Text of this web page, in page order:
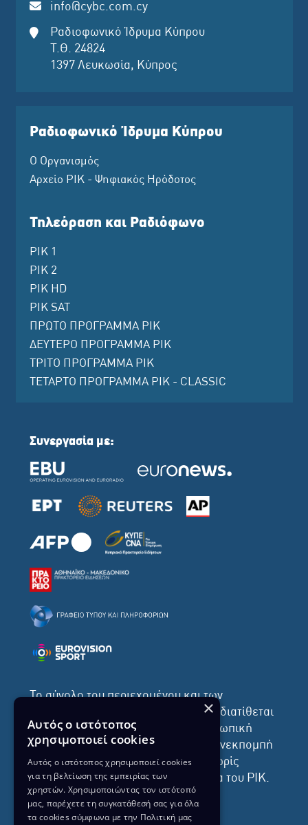
info@cybc.com.cy
Ραδιοφωνικό Ίδρυμα Κύπρου
Τ.Θ. 24824
1397 Λευκωσία, Κύπρος
Ραδιοφωνικό Ίδρυμα Κύπρου
Ο Οργανισμός
Αρχείο ΡΙΚ - Ψηφιακός Ηρόδοτος
Τηλεόραση και Ραδιόφωνο
ΡΙΚ 1
ΡΙΚ 2
ΡΙΚ HD
ΡΙΚ SAT
ΠΡΩΤΟ ΠΡΟΓΡΑΜΜΑ ΡΙΚ
ΔΕΥΤΕΡΟ ΠΡΟΓΡΑΜΜΑ ΡΙΚ
ΤΡΙΤΟ ΠΡΟΓΡΑΜΜΑ ΡΙΚ
ΤΕΤΑΡΤΟ ΠΡΟΓΡΑΜΜΑ ΡΙΚ - CLASSIC
Συνεργασία με:
Το σύνολο του περιεχομένου και των
υπηρεσιών της ιστοσελίδας του ΡΙΚ διατίθεται
στους επισκέπτες αυστηρά για προσωπική
χρήση. Απαγορεύεται η χρήση ή επανεκπομπή
του, σε οποιοδήποτε μορφή, με ή χωρίς
επεξεργασία και χωρίς γραπτή άδεια του ΡΙΚ.
×
Αυτός ο ιστότοπος
χρησιμοποιεί cookies
Αυτός ο ιστότοπος χρησιμοποιεί cookies
για τη βελτίωση της εμπειρίας των
χρηστών. Χρησιμοποιώντας τον ιστότοπό
μας, παρέχετε τη συγκατάθεσή σας για όλα
τα cookies σύμφωνα με την Πολιτική μας